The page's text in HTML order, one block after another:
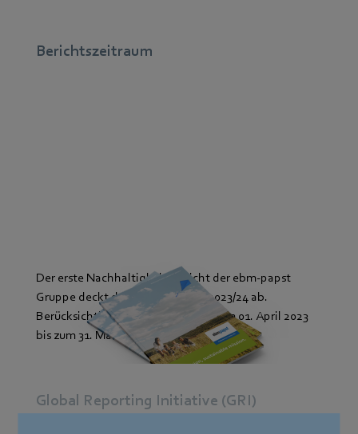
Berichtszeitraum
Der erste Nachhaltigkeitsbericht der ebm‑papst
Gruppe deckt das Geschäftsjahr 2023/24 ab.
Berücksichtigt wird der Zeitraum vom 01. April 2023
bis zum 31. März 2024.
Global Reporting Initiative (GRI)